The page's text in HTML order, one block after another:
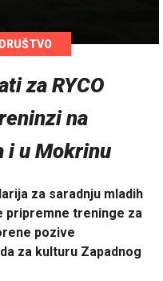
DRUŠTVO
za RYCO
na
i u Mokrinu
za saradnju mladih
pripremne treninge za
pozive
za kulturu Zapadnog